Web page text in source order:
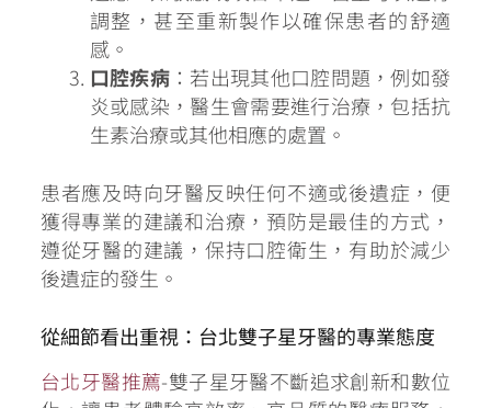
調整，甚至重新製作以確保患者的舒適
感。
口腔疾病 ：若出現其他口腔問題，例如發
炎或感染，醫生會需要進行治療，包括抗
生素治療或其他相應的處置。
患者應及時向牙醫反映任何不適或後遺症，便
獲得專業的建議和治療，預防是最佳的方式，
遵從牙醫的建議，保持口腔衛生，有助於減少
後遺症的發生。
從細節看出重視：台北雙子星牙醫的專業態度
台北牙醫推薦-雙子星牙醫不斷追求創新和數位